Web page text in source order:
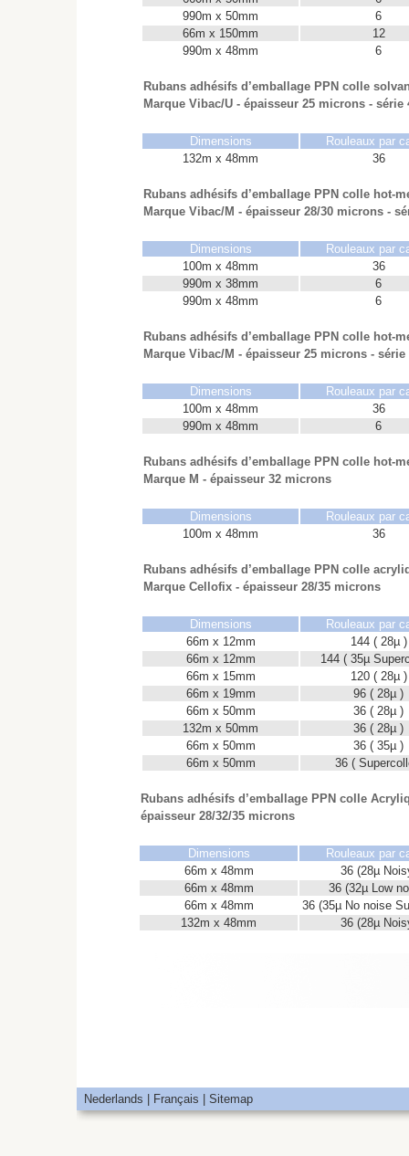
990m x 50mm
6
66m x 150mm
12
990m x 48mm
6
Rubans adhésifs d’emballage PPN colle
Marque Vibac/U - épaisseur 25 microns - série
Dimensions
Rouleaux par
132m x 48mm
36
Rubans adhésifs d’emballage PPN colle hot-
Marque Vibac/M - épaisseur 28/30 microns -
Dimensions
Rouleaux par
100m x 48mm
36
990m x 38mm
6
990m x 48mm
6
Rubans adhésifs d’emballage PPN colle hot-
Marque Vibac/M - épaisseur 25 microns - série
Dimensions
Rouleaux par
100m x 48mm
36
990m x 48mm
6
Rubans adhésifs d’emballage PPN colle hot-
Marque M - épaisseur 32 microns
Dimensions
Rouleaux par
100m x 48mm
36
Rubans adhésifs d’emballage PPN colle
Marque Cellofix - épaisseur 28/35 microns
Dimensions
Rouleaux par
66m x 12mm
144 ( 28µ )
66m x 12mm
144 ( 35µ
66m x 15mm
120 ( 28µ )
66m x 19mm
96 ( 28µ )
66m x 50mm
36 ( 28µ )
132m x 50mm
36 ( 28µ )
66m x 50mm
36 ( 35µ )
66m x 50mm
36 (
Rubans adhésifs d’emballage PPN colle
épaisseur 28/32/35 microns
Dimensions
Rouleaux par
66m x 48mm
36 (28µ
66m x 48mm
36 (32µ Low
66m x 48mm
36 (35µ No noise
132m x 48mm
36 (28µ
Nederlands Français | Sitemap